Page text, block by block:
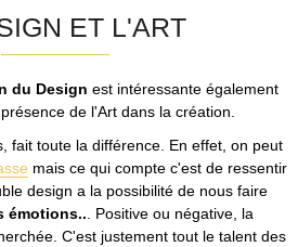
ET L'ART
du Design est intéressante également
de l'Art dans la création.
fait toute la différence. En effet, on peut
mais ce qui compte c'est de ressentir
design a la possibilité de nous faire
émotions.. . Positive ou négative, la
C'est justement tout le talent des